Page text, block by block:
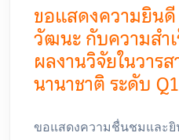
ขอแสดงความยิน
วัฒนะ กับความสำ
ผลงานวิจัยในวาร
นานาชาติ ระดับ Q1
ขอแสดงความชื่นชมและยิ